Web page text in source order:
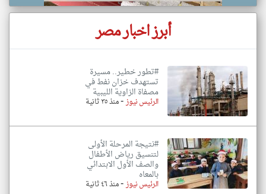
أبرز اخبار مصر
#تطور خطير.. مسيرة
تستهدف خزان نفط في
مصفاة الزاوية الليبية
الرئيس نيوز-منذ ٣٥ ثانية
#نتيجة المرحلة الأولى
لتنسيق رياض الأطفال
والصف الأول الابتدائي
بالمعاه
الرئيس نيوز-منذ ٤٦ ثانية